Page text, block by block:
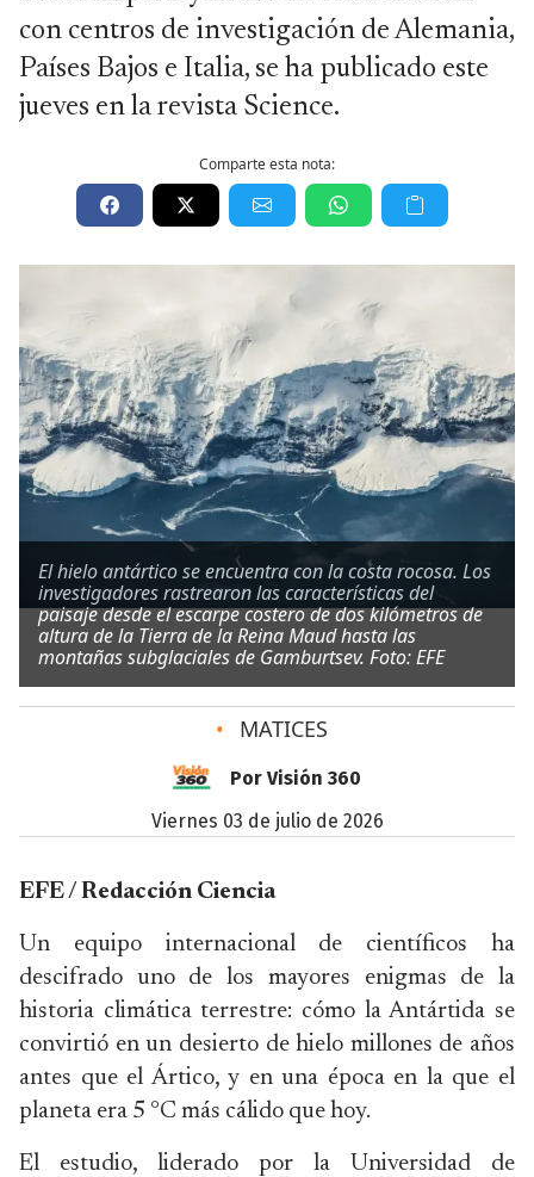
con centros de investigación de Alemania,
Países Bajos e Italia, se ha publicado este
jueves en la revista Science.
Comparte esta nota:
El hielo antártico se encuentra con la costa rocosa. Los
investigadores rastrearon las características del
paisaje desde el escarpe costero de dos kilómetros de
altura de la Tierra de la Reina Maud hasta las
montañas subglaciales de Gamburtsev. Foto: EFE
• MATICES
Por Visión 360
viernes 03 de julio de 2026
EFE / Redacción Ciencia
Un equipo internacional de científicos ha
descifrado uno de los mayores enigmas de la
historia climática terrestre: cómo la Antártida se
convirtió en un desierto de hielo millones de años
antes que el Ártico, y en una época en la que el
planeta era 5 °C más cálido que hoy.
El estudio, liderado por la Universidad de